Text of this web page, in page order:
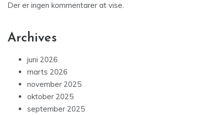
Der er ingen kommentarer at vise.
Archives
juni 2026
marts 2026
november 2025
oktober 2025
september 2025